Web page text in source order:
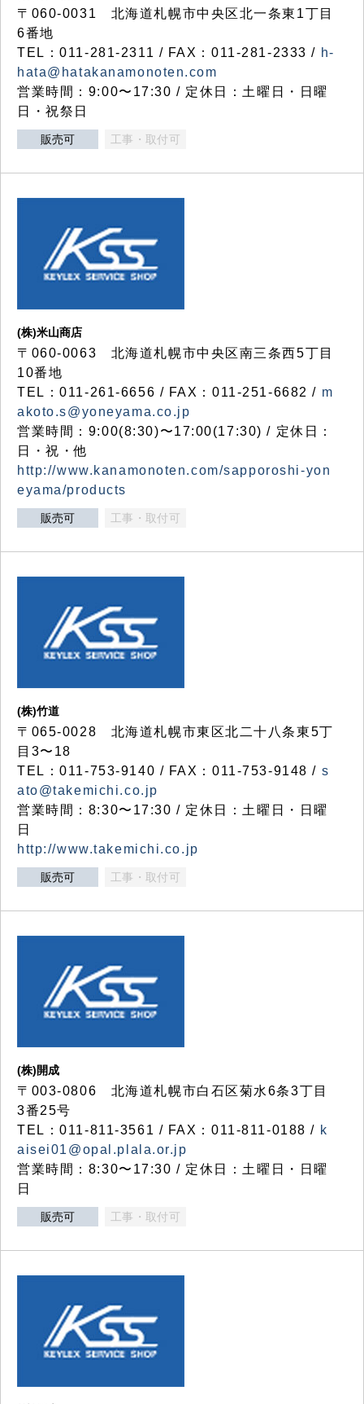
〒060-0031 北海道札幌市中央区北一条東1丁目
6番地
TEL：011-281-2311 / FAX：011-281-2333 / h-
hata@hatakanamonoten.com
営業時間：9:00〜17:30 / 定休日：土曜日・日曜
日・祝祭日
販売可 工事・取付可
(株)米山商店
〒060-0063 北海道札幌市中央区南三条西5丁目
10番地
TEL：011-261-6656 / FAX：011-251-6682 / m
akoto.s@yoneyama.co.jp
営業時間：9:00(8:30)〜17:00(17:30) / 定休日：
日・祝・他
http://www.kanamonoten.com/sapporoshi-yon
eyama/products
販売可 工事・取付可
(株)竹道
〒065-0028 北海道札幌市東区北二十八条東5丁
目3〜18
TEL：011-753-9140 / FAX：011-753-9148 / s
ato@takemichi.co.jp
営業時間：8:30〜17:30 / 定休日：土曜日・日曜
日
http://www.takemichi.co.jp
販売可 工事・取付可
(株)開成
〒003-0806 北海道札幌市白石区菊水6条3丁目
3番25号
TEL：011-811-3561 / FAX：011-811-0188 / k
aisei01@opal.plala.or.jp
営業時間：8:30〜17:30 / 定休日：土曜日・日曜
日
販売可 工事・取付可